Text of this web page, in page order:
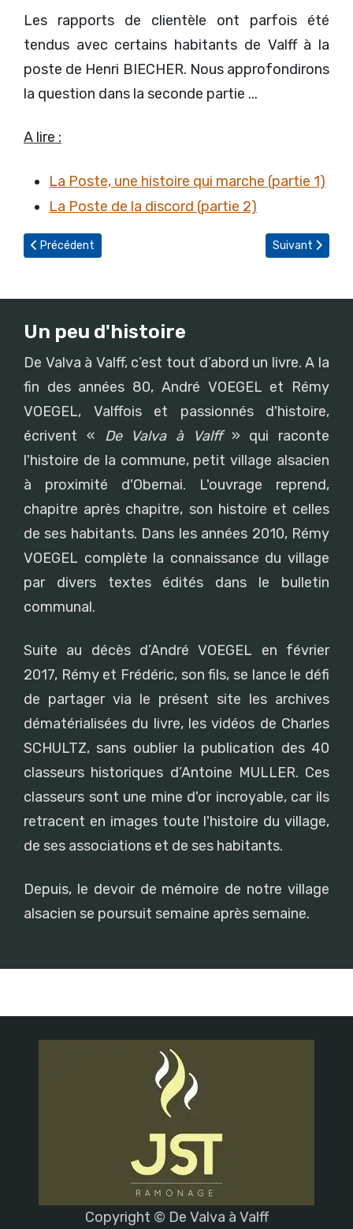
Les rapports de clientèle ont parfois été
tendus avec certains habitants de Valff à la
poste de Henri BIECHER. Nous approfondirons
la question dans la seconde partie ...
A lire :
La Poste, une histoire qui marche (partie 1)
La Poste de la discord (partie 2)
Article précédent : La Poste de la discorde (partie 2)
Précédent Article suivant
Suivant
Un peu d'histoire
De Valva à Valff, c’est tout d’abord un livre. A la
fin des années 80, André VOEGEL et Rémy
VOEGEL, Valffois et passionnés d'histoire,
écrivent « De Valva à Valff» qui raconte
l'histoire de la commune, petit village alsacien
à proximité d'Obernai. L'ouvrage reprend,
chapitre après chapitre, son histoire et celles
de ses habitants. Dans les années 2010, Rémy
VOEGEL complète la connaissance du village
par divers textes édités dans le bulletin
communal.
Suite au décès d’André VOEGEL en février
2017, Rémy et Frédéric, son fils, se lance le défi
de partager via le présent site les archives
dématérialisées du livre, les vidéos de Charles
SCHULTZ, sans oublier la publication des 40
classeurs historiques d’Antoine MULLER. Ces
classeurs sont une mine d'or incroyable, car ils
retracent en images toute l'histoire du village,
de ses associations et de ses habitants.
Depuis, le devoir de mémoire de notre village
alsacien se poursuit semaine après semaine.
Copyright © De Valva à Valff